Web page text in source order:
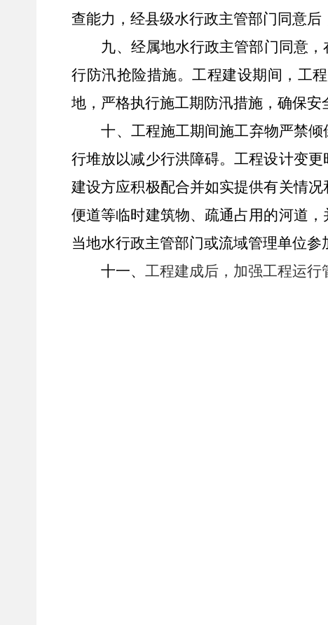
查能力，经县级水行政主管部门同意后
九、经属地水行政主管部门同意
行防汛抢险措施。工程建设期间，工
地，严格执行施工期防汛措施，确保安
十、 工程施工期间施工弃物严禁
行堆放以减少行洪障碍。工程设计变更
建设方应积极配合并如实提供有关情
便道等临时建筑物、疏通占用的河道
当地水行政主管部门或流域管理单位参
十一、工程建成后 ， 加强工程运行